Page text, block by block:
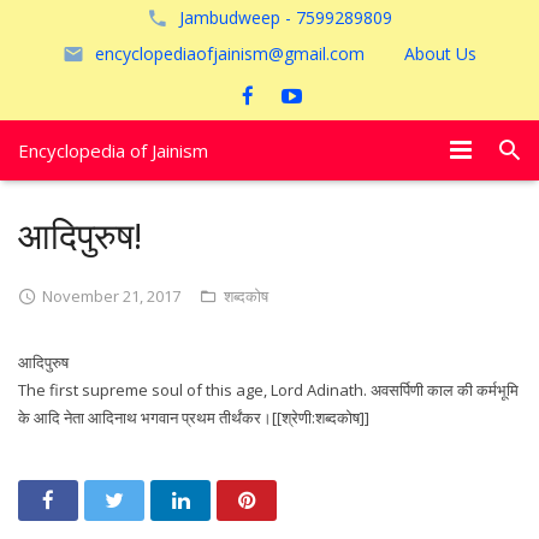
Jambudweep - 7599289809
encyclopediaofjainism@gmail.com
About Us
Encyclopedia of Jainism
अयोध्या
आदिपुरुष!
November 21, 2017 शब्दकोष
आदिपुरुष
The first supreme soul of this age, Lord Adinath. अवसर्पिणी काल की कर्मभूमि
के आदि नेता आदिनाथ भगवान प्रथम तीर्थंकर।[[श्रेणी:शब्दकोष]]